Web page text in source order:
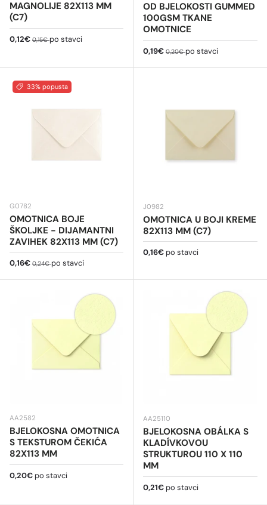
MAGNOLIJE 82X113 MM
(C7)
Cijena na sniženju
0,12€ Redovna cijena
0,15€po stavci
OD BJELOKOSTI GUMMED
100GSM TKANE
OMOTNICE
Cijena na sniženju
0,19€ Redovna cijena
0,20€po stavci
33% popusta
G0782
OMOTNICA BOJE
ŠKOLJKE - DIJAMANTNI
ZAVIHEK 82X113 MM (C7)
Cijena na sniženju
0,16€ Redovna cijena
0,24€po stavci
J0982
OMOTNICA U BOJI KREME
82X113 MM (C7)
Redovna cijena
0,16€ po stavci
AA2582
BJELOKOSNA OMOTNICA
S TEKSTUROM ČEKIĆA
82X113 MM
Redovna cijena
0,20€ po stavci
AA25110
BJELOKOSNA OBÁLKA S
KLADÍVKOVOU
STRUKTUROU 110 X 110
MM
Redovna cijena
0,21€ po stavci